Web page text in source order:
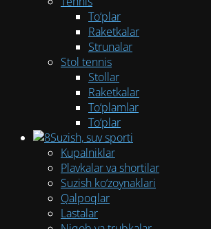
To‘plar
Raketkalar
Strunalar
Stol tennis
Stollar
Raketkalar
To‘plamlar
To‘plar
Suzish, suv sporti
Kupalniklar
Plavkalar va shortilar
Suzish ko‘zoynaklari
Qalpoqlar
Lastalar